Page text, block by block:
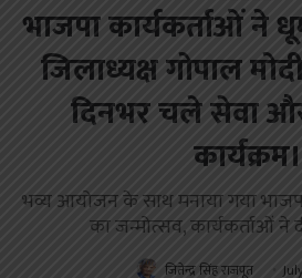
भाजपा कार्यकर्ताओं ने
जिलाध्यक्ष गोपाल
दिनभर चले सेवा
कार्यक्रम।
भव्य आयोजन के साथ मनाया गया
का जन्मोत्सव, कार्यकर्ताओं ने
जितेन्द्र सिंह राजपूत